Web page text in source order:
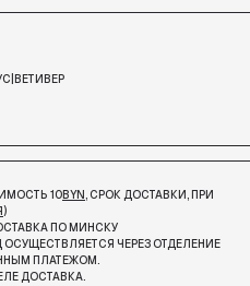
10BYN, СРОК ДОСТАВКИ, ПРИ
)
ПО МИНСКУ
ЧЕРЕЗ ОТДЕЛЕНИЕ
ПЛАТЕЖОМ.
ДОСТАВКА.